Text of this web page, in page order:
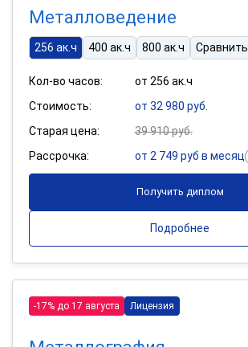
Металловедение
256 ак.ч 400 ак.ч 800 ак.ч Сравнить
Кол-во часов:
от 256 ак.ч
Стоимость:
от 32 980 руб.
Старая цена:
39 910 руб.
Рассрочка:
от 2 749 руб в месяц
Получить диплом
Подробнее
-17% до 17 августа Лицензия